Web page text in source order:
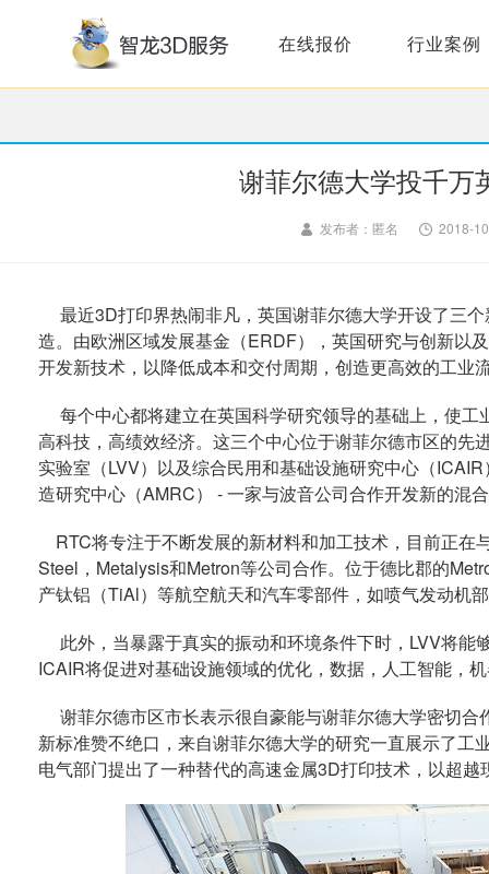
在线报价 行业案例
谢菲尔德大学投千万
发布者：匿名 2018-
最近3D打印界热闹非凡，英国谢菲尔德大学开设了三
造。由欧洲区域发展基金（ERDF），英国研究与创新以
开发新技术，以降低成本和交付周期，创造更高效的工业
每个中心都将建立在英国科学研究领导的基础上，使
高科技，高绩效经济。这三个中心位于谢菲尔德市区的
实验室（LVV）以及综合民用和基础设施研究中心（
造研究中心（AMRC） - 一家与波音公司合作开发新的混
RTC将专注于不断发展的新材料和加工技术，目前正在
Steel，Metalysis和Metron等公司合作。位于德比郡的
产钛铝（TiAl）等航空航天和汽车零部件，如喷气发动机
此外，当暴露于真实的振动和环境条件下时，LVV将能
ICAIR将促进对基础设施领域的优化，数据，人工智能，
谢菲尔德市区市长表示很自豪能与谢菲尔德大学密切
新标准赞不绝口，来自谢菲尔德大学的研究一直展示了
电气部门提出了一种替代的高速金属3D打印技术，以超越